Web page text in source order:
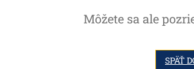
Môžete sa ale
SPÄŤ